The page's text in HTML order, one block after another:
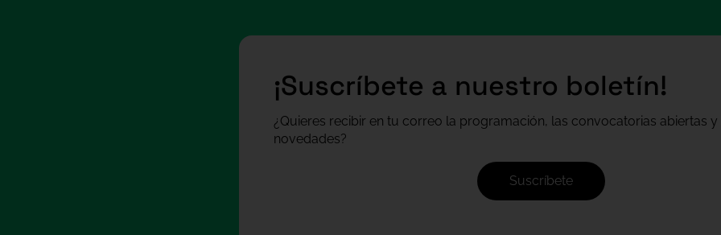
¡Suscríbete a nuestro boletín!
¿Quieres recibir en tu correo la programación, las convocatorias abiertas y
novedades?
Suscríbete